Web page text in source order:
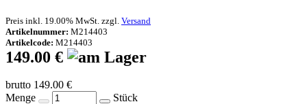
Preis inkl. 19.00% MwSt. zzgl. Versand
Artikelnummer: M214403
Artikelcode: M214403
149.00 €
brutto 149.00 €
Menge
Stück